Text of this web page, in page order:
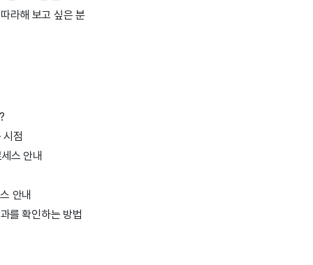
라해 보고 싶은 분
점
스 안내
안내
를 확인하는 방법